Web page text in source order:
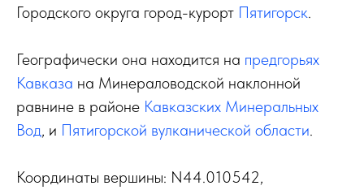
Городского округа город-курорт Пятигорск.
Географически она находится на предгорьях
Кавказа на Минераловодской наклонной
равнине в районе Кавказских Минеральных
Вод, и Пятигорской вулканической области.
Координаты вершины: N44.010542,